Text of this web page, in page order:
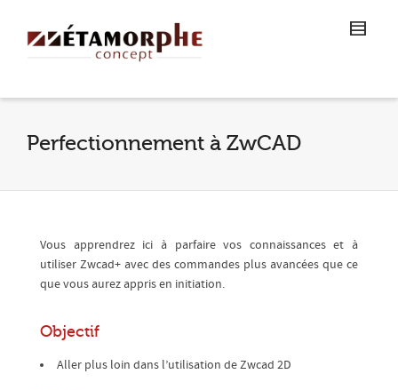
Perfectionnement à ZwCAD
Vous apprendrez ici à parfaire vos connaissances et à
utiliser Zwcad+ avec des commandes plus avancées que ce
que vous aurez appris en initiation.
Objectif
Aller plus loin dans l’utilisation de Zwcad 2D